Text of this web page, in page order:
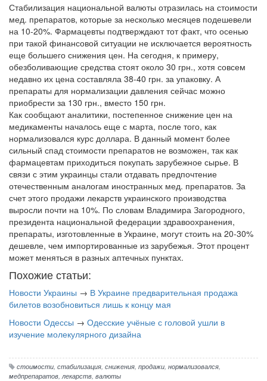
Стабилизация национальной валюты отразилась на стоимости
мед. препаратов, которые за несколько месяцев подешевели
на 10-20%. Фармацевты подтверждают тот факт, что осенью
при такой финансовой ситуации не исключается вероятность
еще большего снижения цен. На сегодня, к примеру,
обезболивающие средства стоят около 30 грн., хотя совсем
недавно их цена составляла 38-40 грн. за упаковку. А
препараты для нормализации давления сейчас можно
приобрести за 130 грн., вместо 150 грн.
Как сообщают аналитики, постепенное снижение цен на
медикаменты началось еще с марта, после того, как
нормализовался курс доллара. В данный момент более
сильный спад стоимости препаратов не возможен, так как
фармацевтам приходиться покупать зарубежное сырье. В
связи с этим украинцы стали отдавать предпочтение
отечественным аналогам иностранных мед. препаратов. За
счет этого продажи лекарств украинского производства
выросли почти на 10%. По словам Владимира Загородного,
президента национальной федерации здравоохранения,
препараты, изготовленные в Украине, могут стоить на 20-30%
дешевле, чем импортированные из зарубежья. Этот процент
может меняться в разных аптечных пунктах.
Похожие статьи:
Новости Украины → В Украине предварительная продажа
билетов возобновиться лишь к концу мая
Новости Одессы → Одесские учёные с головой ушли в
изучение молекулярного дизайна
стоимости стабилизация снижения продажи нормализовался
медпрепаратов лекарств валюты